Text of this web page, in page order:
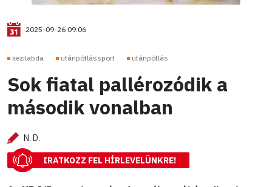
2025-09-26 09:06
kezilabda utánpótlássport utánpótlás
Sok fiatal pallérozódik a
második vonalban
N. D.
IRATKOZZ FEL HÍRLEVELÜNKRE!